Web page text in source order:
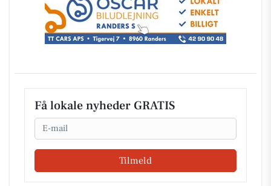
Få lokale nyheder GRATIS
Email
Tilmeld